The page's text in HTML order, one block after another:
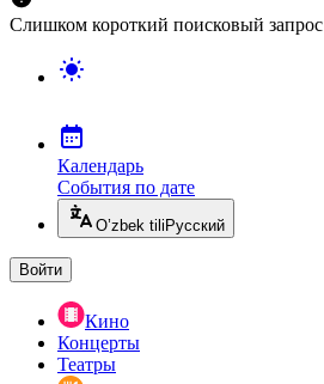
Слишком короткий поисковый запрос
Календарь
События по дате
O’zbek tili Русский
Войти
Кино
Концерты
Театры